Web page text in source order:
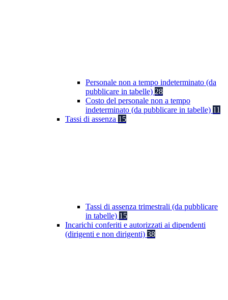
Personale non a tempo indeterminato (da
pubblicare in tabelle) 28
Costo del personale non a tempo
indeterminato (da pubblicare in tabelle) 11
Tassi di assenza 15
Tassi di assenza trimestrali (da pubblicare
in tabelle) 15
Incarichi conferiti e autorizzati ai dipendenti
(dirigenti e non dirigenti) 38